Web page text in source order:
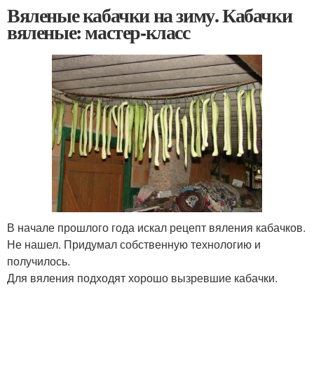
Вяленые кабачки на зиму. Кабачки
вяленые: мастер-класс
В начале прошлого года искал рецепт вяления кабачков.
Не нашел. Придумал собственную технологию и
получилось.
Для вяления подходят хорошо вызревшие кабачки.